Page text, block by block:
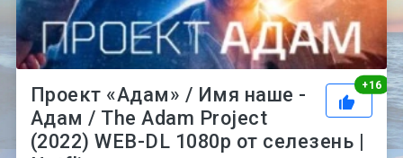
+16
Проект «Адам» / Имя наше -
Адам / The Adam Project
(2022) WEB-DL 1080p от селезень |